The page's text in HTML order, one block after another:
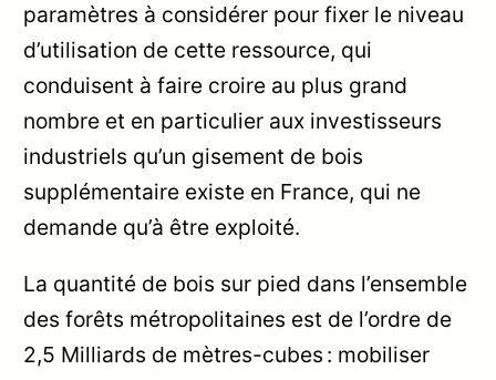
paramètres à considérer pour fixer le niveau
d’utilisation de cette ressource, qui
conduisent à faire croire au plus grand
nombre et en particulier aux investisseurs
industriels qu’un gisement de bois
supplémentaire existe en France, qui ne
demande qu’à être exploité.
La quantité de bois sur pied dans l’ensemble
des forêts métropolitaines est de l’ordre de
2,5 Milliards de mètres-cubes : mobiliser